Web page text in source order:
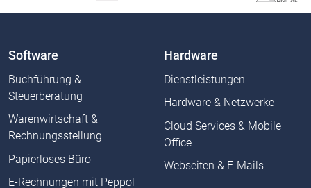
Software
Buchführung &
Steuerberatung
Warenwirtschaft &
Rechnungsstellung
Papierloses Büro
E-Rechnungen mit Peppol
Hardware
Dienstleistungen
Hardware & Netzwerke
Cloud Services & Mobile
Office
Webseiten & E-Mails